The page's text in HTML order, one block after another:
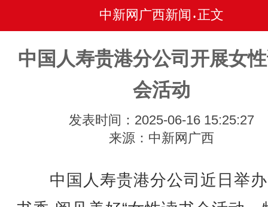
中新网广西新闻 • 正文
中国人寿贵港分公司开展女
会活动
发表时间：2025-06-16 15:25:27
来源：中新网广西
中国人寿贵港分公司近日举办